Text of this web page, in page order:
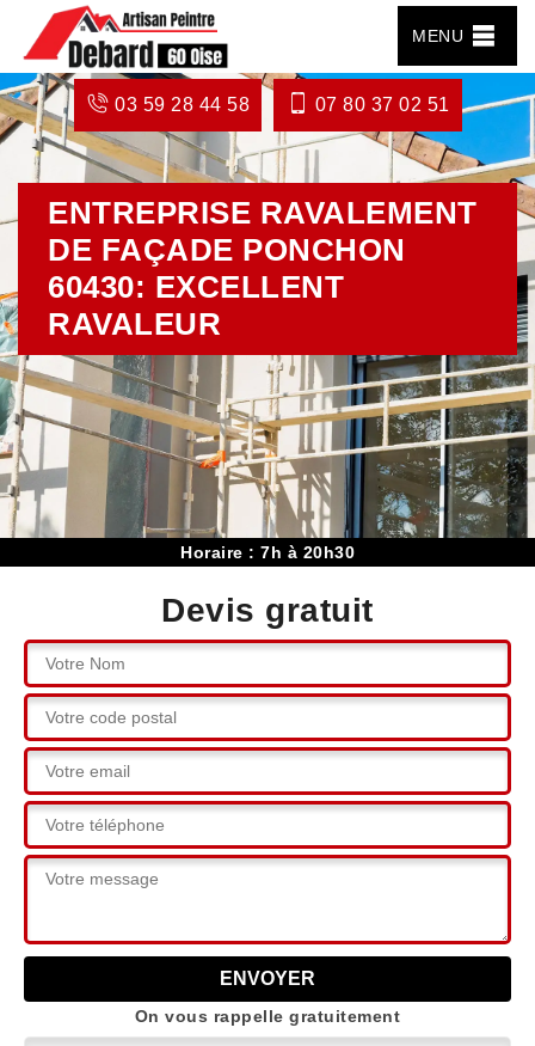
MENU
03 59 28 44 58 07 80 37 02 51
ENTREPRISE RAVALEMENT
DE FAÇADE PONCHON
60430: EXCELLENT
RAVALEUR
Horaire : 7h à 20h30
Devis gratuit
On vous rappelle gratuitement